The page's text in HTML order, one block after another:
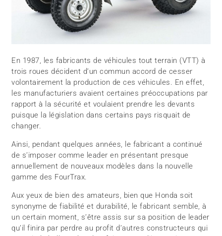
En 1987, les fabricants de véhicules tout terrain (VTT) à
trois roues décident d’un commun accord de cesser
volontairement la production de ces véhicules. En effet,
les manufacturiers avaient certaines préoccupations par
rapport à la sécurité et voulaient prendre les devants
puisque la législation dans certains pays risquait de
changer.
Ainsi, pendant quelques années, le fabricant a continué
de s’imposer comme leader en présentant presque
annuellement de nouveaux modèles dans la nouvelle
gamme des FourTrax.
Aux yeux de bien des amateurs, bien que Honda soit
synonyme de fiabilité et durabilité, le fabricant semble, à
un certain moment, s’être assis sur sa position de leader
qu’il finira par perdre au profit d’autres constructeurs qui